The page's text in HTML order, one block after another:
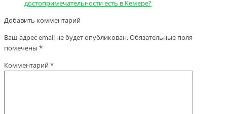
достопримечательности есть в Кемере?
Добавить комментарий
Ваш адрес email не будет опубликован.Обязательные поля
помечены *
Комментарий*